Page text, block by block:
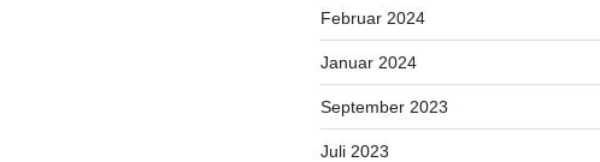
Februar 2024
Januar 2024
September 2023
Juli 2023